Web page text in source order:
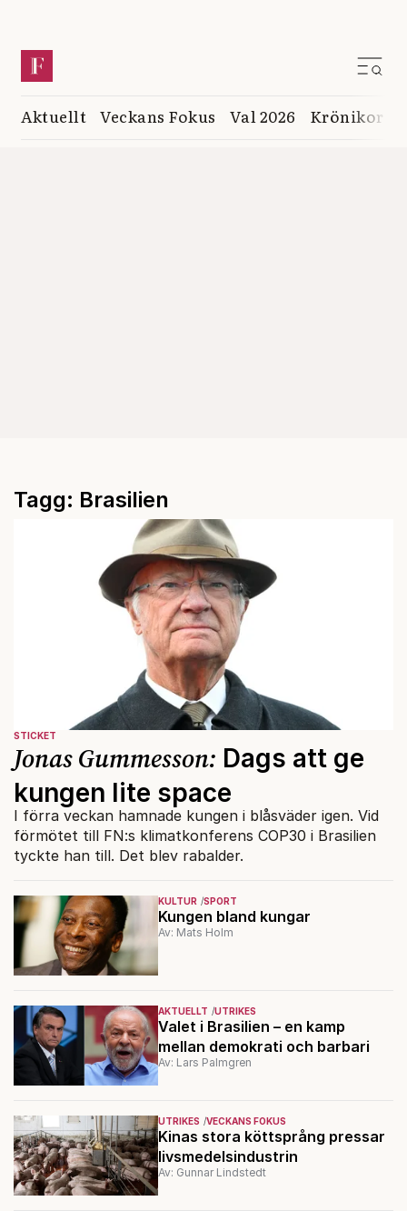
Aktuellt Veckans Fokus Val 2026 Krönikor
Tagg: Brasilien
KULTUR SPORT
Kungen bland kungar
Av: Mats Holm
AKTUELLT UTRIKES
Valet i Brasilien – en kamp
mellan demokrati och barbari
Av: Lars Palmgren
UTRIKES VECKANS FOKUS
Kinas stora köttsprång pressar
livsmedelsindustrin
Av: Gunnar Lindstedt
STICKET
Jonas Gummesson: Dags att ge
kungen lite space
I förra veckan hamnade kungen i blåsväder igen. Vid
förmötet till FN:s klimatkonferens COP30 i Brasilien
tyckte han till. Det blev rabalder.